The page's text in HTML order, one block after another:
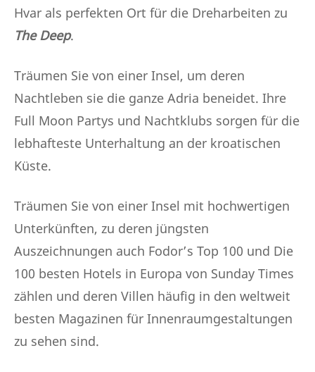
Hvar als perfekten Ort für die Dreharbeiten zu
The Deep.
Träumen Sie von einer Insel, um deren
Nachtleben sie die ganze Adria beneidet. Ihre
Full Moon Partys und Nachtklubs sorgen für die
lebhafteste Unterhaltung an der kroatischen
Küste.
Träumen Sie von einer Insel mit hochwertigen
Unterkünften, zu deren jüngsten
Auszeichnungen auch Fodor’s Top 100 und Die
100 besten Hotels in Europa von Sunday Times
zählen und deren Villen häufig in den weltweit
besten Magazinen für Innenraumgestaltungen
zu sehen sind.